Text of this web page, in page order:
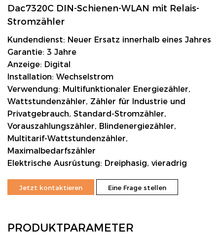
Dac7320C DIN-Schienen-WLAN mit Relais-
Stromzähler
Kundendienst: Neuer Ersatz innerhalb eines Jahres
Garantie: 3 Jahre
Anzeige: Digital
Installation: Wechselstrom
Verwendung: Multifunktionaler Energiezähler,
Wattstundenzähler, Zähler für Industrie und
Privatgebrauch, Standard-Stromzähler,
Vorauszahlungszähler, Blindenergiezähler,
Multitarif-Wattstundenzähler,
Maximalbedarfszähler
Elektrische Ausrüstung: Dreiphasig, vieradrig
Jetzt kontaktieren Eine Frage stellen
PRODUKTPARAMETER